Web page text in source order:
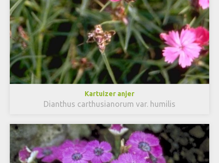
Kartuizer anjer
Dianthus carthusianorum var. humilis